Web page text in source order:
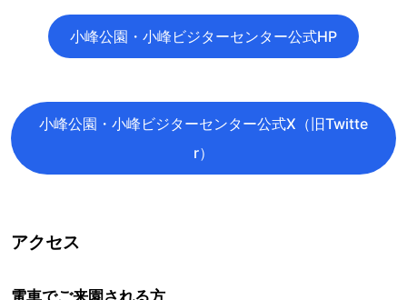
小峰公園・小峰ビジターセンター公式HP
小峰公園・小峰ビジターセンター公式X（旧Twitte
r）
アクセス
電車でご来園される方